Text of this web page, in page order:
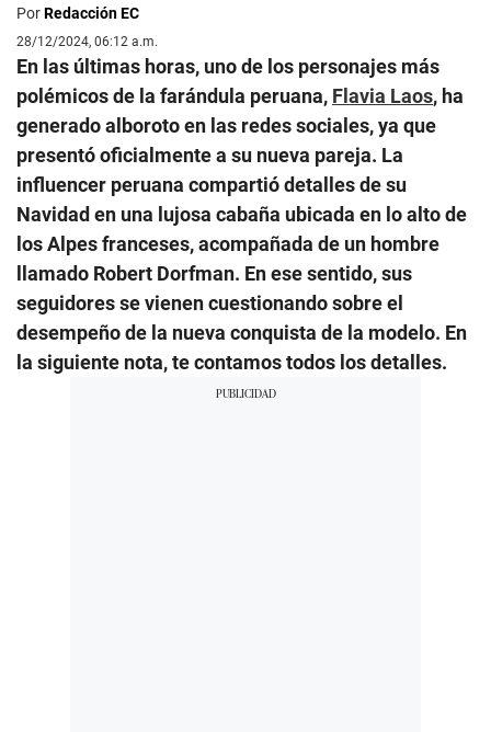
PorRedacción EC
28/12/2024, 06:12 a.m.
En las últimas horas, uno de los personajes más
polémicos de la farándula peruana, Flavia Laos, ha
generado alboroto en las redes sociales, ya que
presentó oficialmente a su nueva pareja. La
influencer peruana compartió detalles de su
Navidad en una lujosa cabaña ubicada en lo alto de
los Alpes franceses, acompañada de un hombre
llamado Robert Dorfman. En ese sentido, sus
seguidores se vienen cuestionando sobre el
desempeño de la nueva conquista de la modelo. En
la siguiente nota, te contamos todos los detalles.